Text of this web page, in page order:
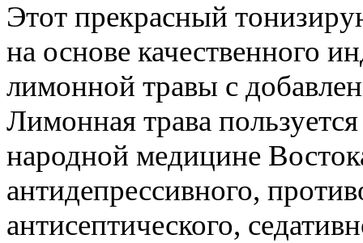
Этот прекрасный
на основе качественного
лимонной травы с
Лимонная трава
народной медицине
антидепрессивного,
антисептического,